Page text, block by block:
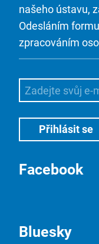
našeho ústavu,
Odesláním
zpracováním
Facebook
Bluesky